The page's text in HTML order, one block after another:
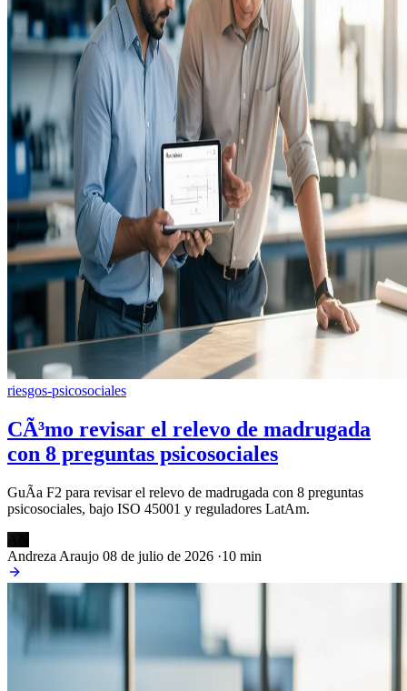
riesgos-psicosociales
CÃ³mo revisar el relevo de madrugada
con 8 preguntas psicosociales
GuÃ­a F2 para revisar el relevo de madrugada con 8 preguntas
psicosociales, bajo ISO 45001 y reguladores LatAm.
Andreza Araujo 08 de julio de 2026 ·10 min